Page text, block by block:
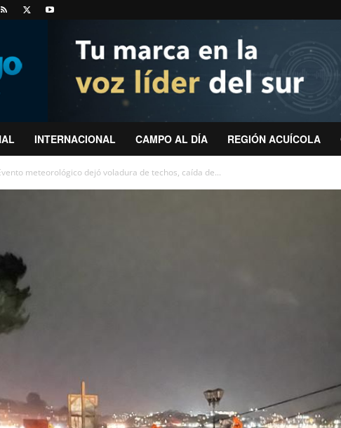
INTERNACIONAL CAMPO AL DÍA REGIÓN ACUÍCOLA
meteorológico dejó voladura de techos, caída de...